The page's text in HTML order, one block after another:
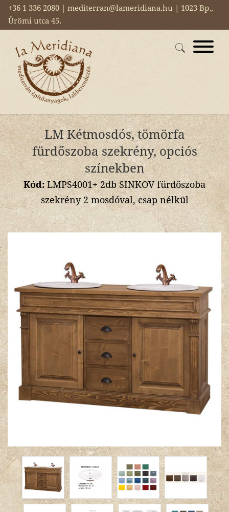
+36 1 336 2080 | mediterran@lameridiana.hu | 1023 Bp.,
Ürömi utca 45.
LM Kétmosdós, tömörfa
fürdőszoba szekrény, opciós
színekben
Kód: LMPS4001+ 2db SINKOV fürdőszoba
szekrény 2 mosdóval, csap nélkül